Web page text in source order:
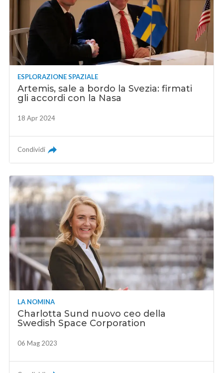
ESPLORAZIONE SPAZIALE
Artemis, sale a bordo la Svezia: firmati
gli accordi con la Nasa
18 Apr 2024
Condividi
LA NOMINA
Charlotta Sund nuovo ceo della
Swedish Space Corporation
06 Mag 2023